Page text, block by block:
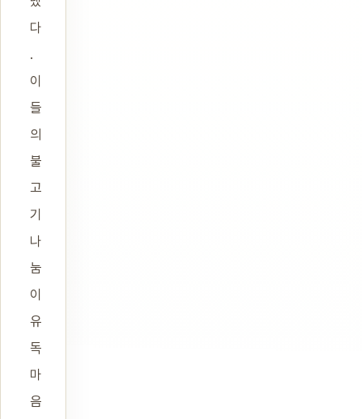
다
.
이
들
의
불
고
기
나
눔
이
유
독
마
음